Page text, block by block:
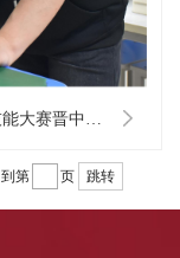
【“智创训练营”计划】“第九届山西省金相技能大赛晋中信息学院校内选拔赛”
到第 页 跳转